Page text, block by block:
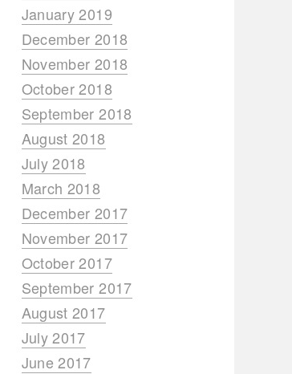
January 2019
December 2018
November 2018
October 2018
September 2018
August 2018
July 2018
March 2018
December 2017
November 2017
October 2017
September 2017
August 2017
July 2017
June 2017